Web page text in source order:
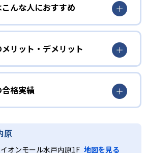
日本人講師と外国人講師がそれぞれ
時に授業を担当する。日本人講師は
を通して子どもの理解をサポート
ティブの発音と実践的な会話指導を
ティブラーニングを取り入れ、子ども
機会を多く設けている。2名体制によ
。
レッスン無料
欠席した場合は、無料で振替レッス
んな人におすすめ
幼児
グの基礎を養いたい人
ニックス（アルファベットの文字を
のレッスンで、まだ語彙が限られる
基礎を養いたい子どもに最適であ
ッシュの環境下でも日本人講師がサポ
てスタートできる。親子で参加する0
環境を提供する。
小学生
リット・デメリット
なメリットがある？
本人講師と外国人講師の2名体制で専
れる。日本人講師が文法や語彙の理解
ネイティブの発音や会話スキルを向
的な英語力を育成する。振替レッス
逃さず、全国500以上のショッピング
るため通いやすい。
格実績
実績を公式サイトで公開していな
原
オンモール水戸内原1F 地図を見る